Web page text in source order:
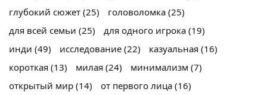
глубокий сюжет (25) головоломка (25)
для всей семьи (25) для одного игрока (19)
инди (49) исследование (22) казуальная (16)
короткая (13) милая (24) минимализм (7)
открытый мир (14) от первого лица (16)